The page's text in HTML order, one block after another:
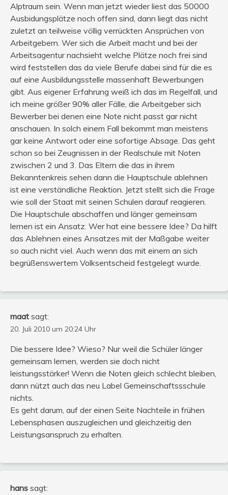
Alptraum sein. Wenn man jetzt wieder liest das 50000
Ausbidungsplätze noch offen sind, dann liegt das nicht
zuletzt an teilweise völlig verrückten Ansprüchen von
Arbeitgebern. Wer sich die Arbeit macht und bei der
Arbeitsagentur nachsieht welche Plätze noch frei sind
wird feststellen das da viele Berufe dabei sind für die es
auf eine Ausbildungsstelle massenhaft Bewerbungen
gibt. Aus eigener Erfahrung weiß ich das im Regelfall, und
ich meine größer 90% aller Fälle, die Arbeitgeber sich
Bewerber bei denen eine Note nicht passt gar nicht
anschauen. In solch einem Fall bekommt man meistens
gar keine Antwort oder eine sofortige Absage. Das geht
schon so bei Zeugnissen in der Realschule mit Noten
zwischen 2 und 3. Das Eltern die das in ihrem
Bekanntenkreis sehen dann die Hauptschule ablehnen
ist eine verständliche Reaktion. Jetzt stellt sich die Frage
wie soll der Staat mit seinen Schulen darauf reagieren.
Die Hauptschule abschaffen und länger gemeinsam
lernen ist ein Ansatz. Wer hat eine bessere Idee? Da hilft
das Ablehnen eines Ansatzes mit der Maßgabe weiter
so auch nicht viel. Auch wenn das mit einem an sich
begrüßenswertem Volksentscheid festgelegt wurde.
maat sagt:
20. Juli 2010 um 20:24 Uhr
Die bessere Idee? Wieso? Nur weil die Schüler länger
gemeinsam lernen, werden sie doch nicht
leistungsstärker! Wenn die Noten gleich schlecht bleiben,
dann nützt auch das neu Label Gemeinschaftssschule
nichts.
Es geht darum, auf der einen Seite Nachteile in frühen
Lebensphasen auszugleichen und gleichzeitig den
Leistungsanspruch zu erhalten.
hans sagt: